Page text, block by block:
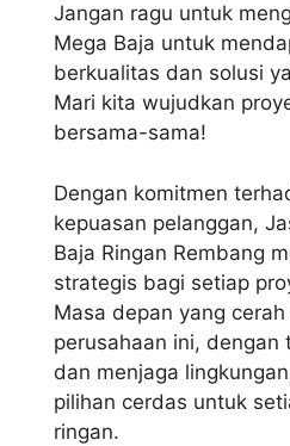
Jangan ragu untuk
Mega Baja untuk
berkualitas dan solusi
Mari kita wujudkan
bersama-sama!
Dengan komitmen
kepuasan pelanggan,
Baja Ringan Rembang
strategis bagi setiap
Masa depan yang
perusahaan ini, dengan
dan menjaga
pilihan cerdas untuk
ringan.